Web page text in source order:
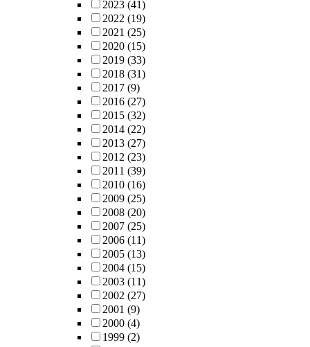
2023 (41)
2022 (19)
2021 (25)
2020 (15)
2019 (33)
2018 (31)
2017 (9)
2016 (27)
2015 (32)
2014 (22)
2013 (27)
2012 (23)
2011 (39)
2010 (16)
2009 (25)
2008 (20)
2007 (25)
2006 (11)
2005 (13)
2004 (15)
2003 (11)
2002 (27)
2001 (9)
2000 (4)
1999 (2)